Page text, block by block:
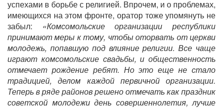
успехами в борьбе с религией. Впрочем, и о проблемах,
имеющихся на этом фронте, оратор тоже упомянуть не
забыл: «Комсомольские организации республики
принимают меры к тому, чтобы оторвать от церкви
молодежь, попавшую под влияние религии. Все чаще
играют комсомольские свадьбы, и общественность
отмечает рождение ребят. Но это еще не стало
традицией, делом каждой первичной организации.
Теперь в ряде районов решено отмечать как праздник
советской молодежи день совершеннолетия, лучше